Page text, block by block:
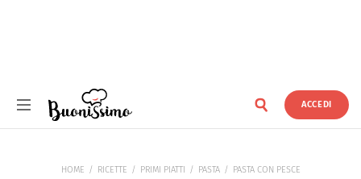
ACCEDI
HOME RICETTE PRIMI PIATTI PASTA PASTA CON PESCE